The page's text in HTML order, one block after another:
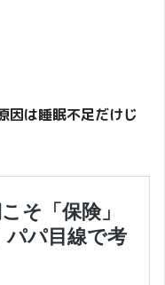
因は睡眠不足だけじ